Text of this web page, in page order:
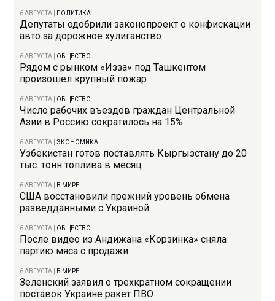
6 АВГУСТА ПОЛИТИКА
Депутаты одобрили законопроект о конфискации
авто за дорожное хулиганство
6 АВГУСТА ОБЩЕСТВО
Рядом с рынком «Изза» под Ташкентом
произошел крупный пожар
6 АВГУСТА ОБЩЕСТВО
Число рабочих въездов граждан Центральной
Азии в Россию сократилось на 15%
6 АВГУСТА |ЭКОНОМИКА
Узбекистан готов поставлять Кыргызстану до 20
тыс. тонн топлива в месяц
6 АВГУСТА В МИРЕ
США восстановили прежний уровень обмена
разведданными с Украиной
6 АВГУСТА ОБЩЕСТВО
После видео из Андижана «Корзинка» сняла
партию мяса с продажи
6 АВГУСТА В МИРЕ
Зеленский заявил о трехкратном сокращении
поставок Украине ракет ПВО